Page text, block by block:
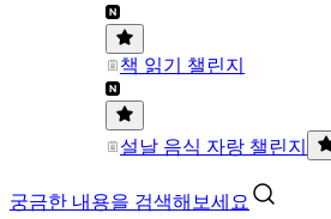
책 읽기 챌린지
설날 음식 자랑 챌린지
궁금한 내용을 검색해보세요